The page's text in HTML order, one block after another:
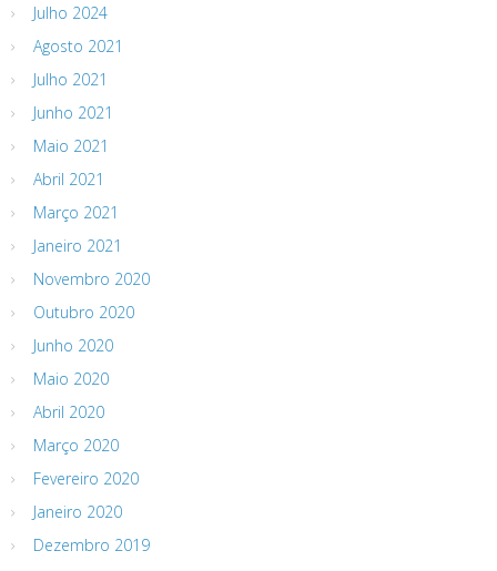
Julho 2024
Agosto 2021
Julho 2021
Junho 2021
Maio 2021
Abril 2021
Março 2021
Janeiro 2021
Novembro 2020
Outubro 2020
Junho 2020
Maio 2020
Abril 2020
Março 2020
Fevereiro 2020
Janeiro 2020
Dezembro 2019